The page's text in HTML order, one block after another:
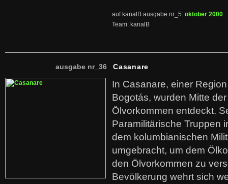
auf kanalB ausgabe nr_5: oktober 2000
Team: kanalB
ausgabe nr_36 Casanare
In Casanare, einer
Bogotás, wurden Mitte
Ölvorkommen entdeckt.
Paramilitärische Truppen
dem kolumbianischen
umgebracht, um dem
den Ölvorkommen zu
Bevölkerung wehrt sich